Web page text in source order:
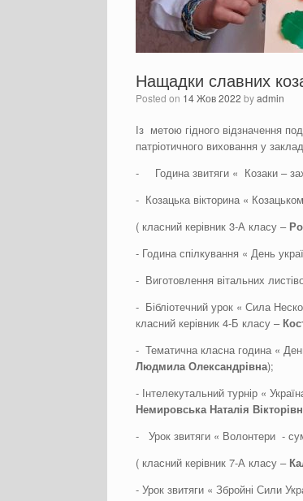
Нащадки славних
Posted on 14 Жов 2022 byadmin
Із метою гідного відзначення
патріотичного виховання у
- Година звитяги « Козаки –
- Козацька вікторина «
( класний керівник 3-А класу –
- Година спілкування « День
- Виготовлення вітальних
- Бібліотечний урок « Сила
класний керівник 4-Б класу –
- Тематична класна година «
ЛюдмилаОлександрівна);
- Інтелекутальний турнір «
Немировська Наталія
- Урок звитяги « Волонтери -
( класний керівник 7-А класу –
- Урок звитяги « Збройні Сили